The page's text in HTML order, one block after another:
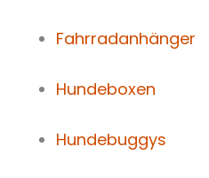
Fahrradanhänger
Hundeboxen
Hundebuggys